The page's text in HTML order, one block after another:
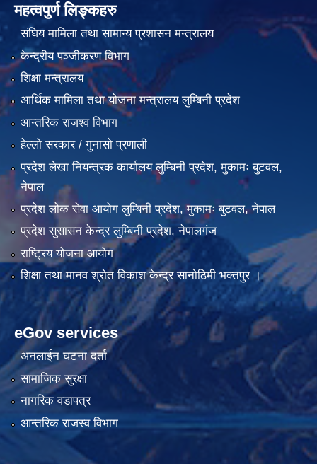
महत्वपुर्ण लिङ्कहरु
संघिय मामिला तथा सामान्य प्रशासन मन्त्रालय
केन्द्रीय पञ्जीकरण विभाग
शिक्षा मन्त्रालय
आर्थिक मामिला तथा योजना मन्त्रालय लुम्बिनी प्रदेश
आन्तरिक राजश्व विभाग
हेल्लो सरकार / गुनासो प्रणाली
प्रदेश लेखा नियन्त्रक कार्यालय लुम्बिनी प्रदेश, मुकामः बुटवल,
नेपाल
प्रदेश लोक सेवा आयोग लुम्बिनी प्रदेश, मुकामः बुटवल, नेपाल
प्रदेश सुसासन केन्द्र लुम्बिनी प्रदेश, नेपालगंज
राष्ट्रिय योजना आयोग
शिक्षा तथा मानव श्रोत विकाश केन्द्र सानोठिमी भक्तपुर ।
eGov services
अनलाईन घटना दर्ता
सामाजिक सुरक्षा
नागरिक वडापत्र
आन्तरिक राजस्व विभाग